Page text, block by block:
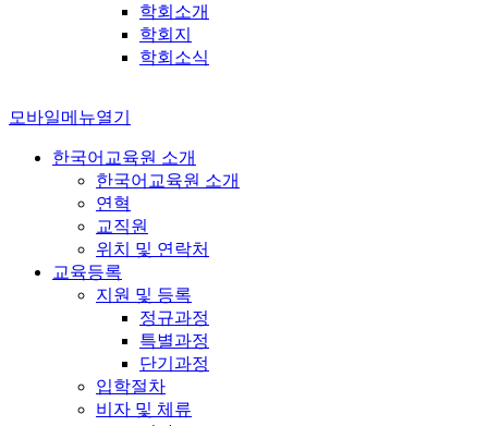
학회소개
학회지
학회소식
모바일메뉴열기
한국어교육원 소개
한국어교육원 소개
연혁
교직원
위치 및 연락처
교육등록
지원 및 등록
정규과정
특별과정
단기과정
입학절차
비자 및 체류